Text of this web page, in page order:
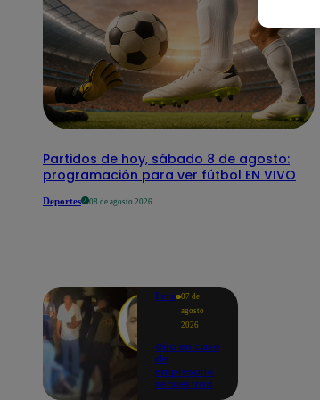
Partidos de hoy, sábado 8 de agosto:
programación para ver fútbol EN VIVO
Deportes 08 de agosto 2026
Perú 07 de
agosto
2026
Giro en caso
de
empresario
secuestrado